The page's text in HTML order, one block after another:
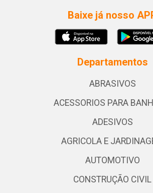
Baixe já nosso
Departamentos
ABRASIVOS
ACESSORIOS PARA
ADESIVOS
AGRICOLA E
AUTOMOTIVO
CONSTRUÇÃO CIVIL